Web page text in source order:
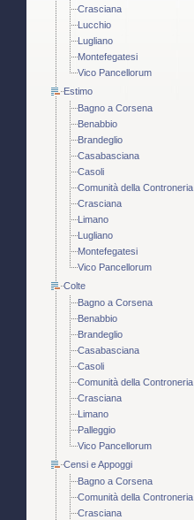
Crasciana
Lucchio
Lugliano
Montefegatesi
Vico Pancellorum
Estimo
Bagno a Corsena
Benabbio
Brandeglio
Casabasciana
Casoli
Comunità della Controneria
Crasciana
Limano
Lugliano
Montefegatesi
Vico Pancellorum
Colte
Bagno a Corsena
Benabbio
Brandeglio
Casabasciana
Casoli
Comunità della Controneria
Crasciana
Limano
Palleggio
Vico Pancellorum
Censi e Appoggi
Bagno a Corsena
Comunità della Controneria
Crasciana